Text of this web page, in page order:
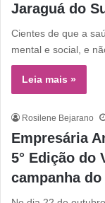
Jaraguá do
Cientes de que a
mental e social, e
Leia mais »
Rosilene Bejarano
Empresária
5° Edição do
campanha